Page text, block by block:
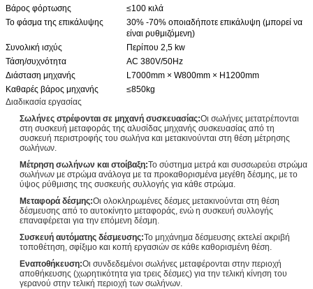
Βάρος φόρτωσης
≤100 κιλά
Το φάσμα της επικάλυψης
30% -70% οποιαδήποτε επικάλυψη (μπορεί να
είναι ρυθμιζόμενη)
Συνολική ισχύς
Περίπου 2,5 kw
Τάση/συχνότητα
AC 380V/50Hz
Διάσταση μηχανής
L7000mm × W800mm × H1200mm
Καθαρές βάρος μηχανής
≤850kg
Διαδικασία εργασίας
Σωλήνες στρέφονται σε μηχανή συσκευασίας:Οι σωλήνες μετατρέπονται
στη συσκευή μεταφοράς της αλυσίδας μηχανής συσκευασίας από τη
συσκευή περιστροφής του σωλήνα και μετακινούνται στη θέση μέτρησης
σωλήνων.
Μέτρηση σωλήνων και στοίβαξη:Το σύστημα μετρά και συσσωρεύει στρώμα
σωλήνων με στρώμα ανάλογα με τα προκαθορισμένα μεγέθη δέσμης, με το
ύψος ρύθμισης της συσκευής συλλογής για κάθε στρώμα.
Μεταφορά δέσμης:Οι ολοκληρωμένες δέσμες μετακινούνται στη θέση
δέσμευσης από το αυτοκίνητο μεταφοράς, ενώ η συσκευή συλλογής
επαναφέρεται για την επόμενη δέσμη.
Συσκευή αυτόματης δέσμευσης:Το μηχάνημα δέσμευσης εκτελεί ακριβή
τοποθέτηση, σφίξιμο και κοπή εργασιών σε κάθε καθορισμένη θέση.
Εναποθήκευση:Οι συνδεδεμένοι σωλήνες μεταφέρονται στην περιοχή
αποθήκευσης (χωρητικότητα για τρεις δέσμες) για την τελική κίνηση του
γερανού στην τελική περιοχή των σωλήνων.